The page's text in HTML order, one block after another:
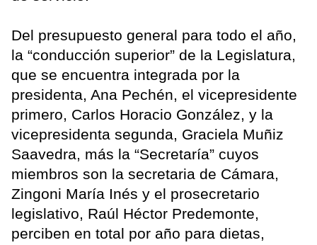
Del presupuesto general para todo el año,
la “conducción superior” de la Legislatura,
que se encuentra integrada por la
presidenta, Ana Pechén, el vicepresidente
primero, Carlos Horacio González, y la
vicepresidenta segunda, Graciela Muñiz
Saavedra, más la “Secretaría” cuyos
miembros son la secretaria de Cámara,
Zingoni María Inés y el prosecretario
legislativo, Raúl Héctor Predemonte,
perciben en total por año para dietas,